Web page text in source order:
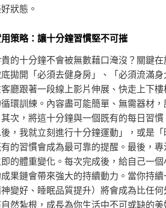
狀態。
策略：讓十分鐘習慣堅不可摧
的十分鐘不會被無數藉口淹沒？關鍵
拋開「必須去健身房」、「必須流滿
廳跟著一段線上影片伸展、快走上下
環訓練。內容盡可能簡單、無需器材
次，將這十分鐘與一個既有的每日習
，我就立刻進行十分鐘運動」，或是
的習慣會成為最可靠的提醒。最後，
的體重變化。每次完成後，給自己一
成果鏈會帶來強大的持續動力。當你持
變好、睡眠品質提升）將會成為比任
然紮根，成長為你生活中不可或缺的美